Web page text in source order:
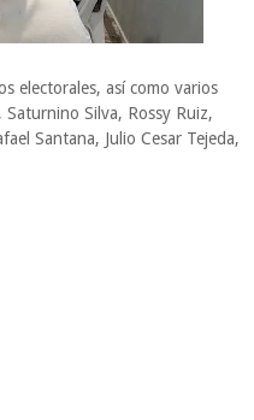
electorales, así como varios
Silva, Rossy Ruiz,
Santana, Julio Cesar Tejeda,